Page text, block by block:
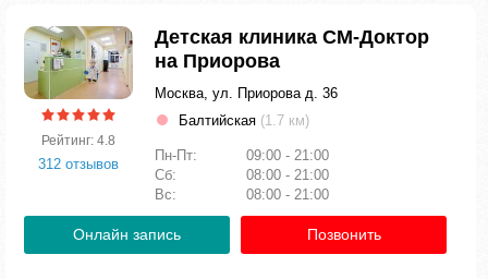
Рейтинг: 4.8
312 отзывов
Детская клиника СМ-Доктор
на Приорова
Москва, ул. Приорова д. 36
Балтийская (1.7 км)
Пн-Пт:
09:00 - 21:00
Сб:
08:00 - 21:00
Вс:
08:00 - 21:00
Онлайн запись Позвонить